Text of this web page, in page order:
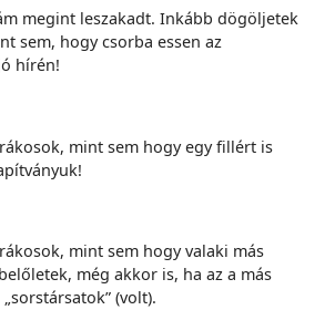
megint leszakadt. Inkább dögöljetek
sem, hogy csorba essen az
hírén!
mint sem hogy egy fillért is
mint sem hogy valaki más
még akkor is, ha az a más
(volt).